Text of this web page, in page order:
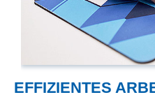
EFFIZIENTES